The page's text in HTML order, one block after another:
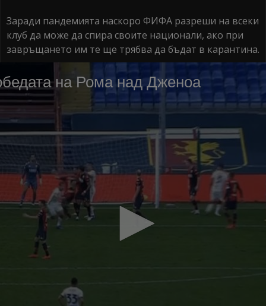
Заради пандемията наскоро ФИФА разреши на всеки
клуб да може да спира своите национали, ако при
завръщането им те ще трябва да бъдат в карантина.